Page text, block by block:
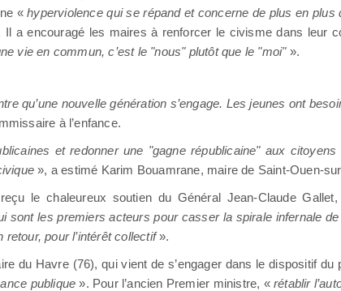
«hyperviolence qui se répand et concerne de plus en plus
a encouragé les maires à renforcer le civisme dans leur
vie en commun, c’est le "nous" plutôt que le "moi" ».
qu’une nouvelle génération s’engage. Les jeunes ont
à l’enfance.
et redonner une "gagne républicaine" aux
», a estimé Karim Bouamrane, maire de Saint-Ouen-
le chaleureux soutien du Général Jean-Claude
sont les premiers acteurs pour casser la spirale infernale
pour l’intérêt collectif».
du Havre (76), qui vient de s’engager dans le dispositif
publique ». Pour l’ancien Premier ministre, «rétablir